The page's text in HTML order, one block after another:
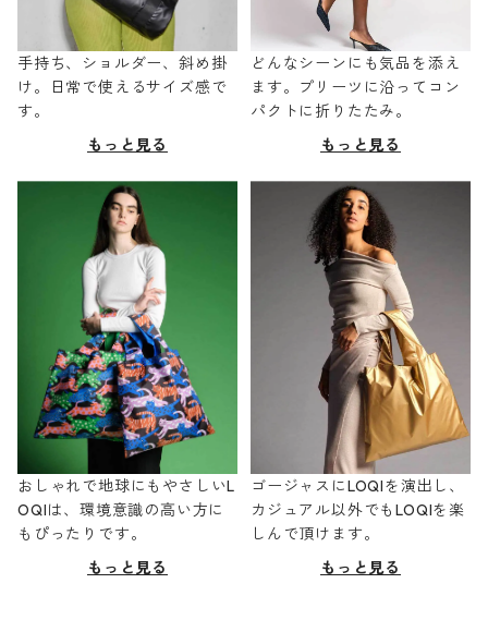
手持ち、ショルダー、斜め掛
け。日常で使えるサイズ感で
す。
もっと見る
どんなシーンにも気品を添え
ます。プリーツに沿ってコン
パクトに折りたたみ。
もっと見る
おしゃれで地球にもやさしいL
OQIは、環境意識の高い方に
もぴったりです。
もっと見る
ゴージャスにLOQIを演出し、
カジュアル以外でもLOQIを楽
しんで頂けます。
もっと見る